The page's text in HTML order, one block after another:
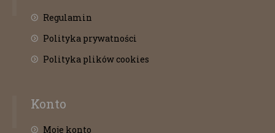
Regulamin
Polityka prywatności
Polityka plików cookies
Konto
Moje konto